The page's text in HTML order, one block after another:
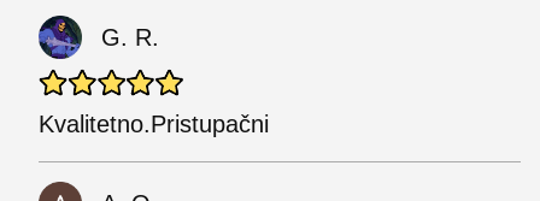
G. R.
Kvalitetno.Pristupačni